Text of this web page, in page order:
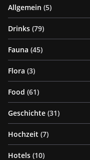
Allgemein (5)
Drinks (79)
Fauna (45)
Flora (3)
Food (61)
Geschichte (31)
Hochzeit (7)
Hotels (10)